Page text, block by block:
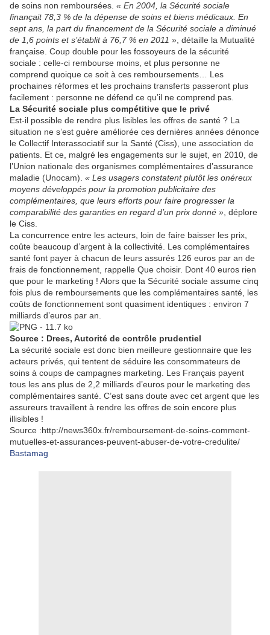
de soins non remboursées. « En 2004, la Sécurité sociale
finançait 78,3 % de la dépense de soins et biens médicaux. En
sept ans, la part du financement de la Sécurité sociale a diminué
de 1,6 points et s’établit à 76,7 % en 2011 » , détaille la Mutualité
française. Coup double pour les fossoyeurs de la sécurité
sociale : celle-ci rembourse moins, et plus personne ne
comprend quoique ce soit à ces remboursements… Les
prochaines réformes et les prochains transferts passeront plus
facilement : personne ne défend ce qu’il ne comprend pas.
La Sécurité sociale plus compétitive que le privé
Est-il possible de rendre plus lisibles les offres de santé ? La
situation ne s’est guère améliorée ces dernières années dénonce
le Collectif Interassociatif sur la Santé (Ciss), une association de
patients. Et ce, malgré les engagements sur le sujet, en 2010, de
l’Union nationale des organismes complémentaires d’assurance
maladie (Unocam). « Les usagers constatent plutôt les onéreux
moyens développés pour la promotion publicitaire des
complémentaires, que leurs efforts pour faire progresser la
comparabilité des garanties en regard d’un prix donné » , déplore
le Ciss.
La concurrence entre les acteurs, loin de faire baisser les prix,
coûte beaucoup d’argent à la collectivité. Les complémentaires
santé font payer à chacun de leurs assurés 126 euros par an de
frais de fonctionnement, rappelle Que choisir. Dont 40 euros rien
que pour le marketing ! Alors que la Sécurité sociale assume cinq
fois plus de remboursements que les complémentaires santé, les
coûts de fonctionnement sont quasiment identiques : environ 7
milliards d’euros par an.
Source : Drees, Autorité de contrôle prudentiel
La sécurité sociale est donc bien meilleure gestionnaire que les
acteurs privés, qui tentent de séduire les consommateurs de
soins à coups de campagnes marketing. Les Français payent
tous les ans plus de 2,2 milliards d’euros pour le marketing des
complémentaires santé. C’est sans doute avec cet argent que les
assureurs travaillent à rendre les offres de soin encore plus
illisibles !
Source :http://news360x.fr/remboursement-de-soins-comment-
mutuelles-et-assurances-peuvent-abuser-de-votre-credulite/
Bastamag